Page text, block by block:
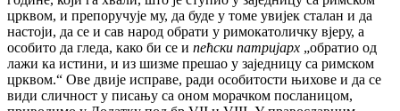
црквом, и препоручује му, да буде у томе увијек сталан и да
настоји, да се и сав народ обрати у римокатоличку вјеру, а
особито да гледа, како би се и пећски патријарх „обратио од
лажи ка истини, и из шизме прешао у заједницу са римском
црквом.“ Ове двије исправе, ради особитости њихове и да се
види сличност у писању са оном морачком посланицом,